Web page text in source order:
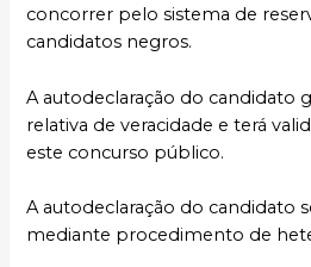
concorrer pelo sistema de
candidatos negros.
A autodeclaração do candidato
relativa de veracidade e terá
este concurso público.
A autodeclaração do candidato
mediante procedimento de